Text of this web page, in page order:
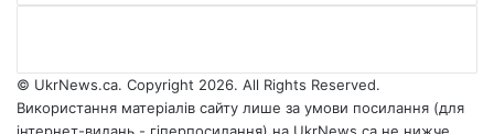
© UkrNews.ca. Copyright 2026. All Rights Reserved.
Використання матеріалів сайту лише за умови посилання (для